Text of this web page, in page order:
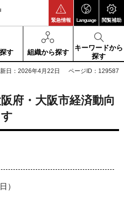
緊急情報 Language 閲覧補助
す 組織から探す
キーワードから
探す
日：2026年4月22日 ページID：129587
府・大阪市経済動向
）